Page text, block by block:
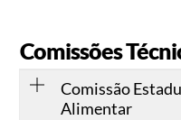
Comissões
Comissão
Alimentar